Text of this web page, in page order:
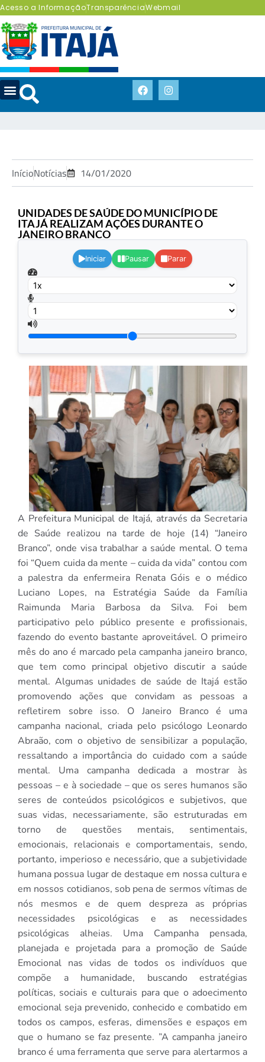
Acesso a InformaçãoTransparênciaWebmail
InícioNotícias 14/01/2020
UNIDADES DE SAÚDE DO MUNICÍPIO DE
ITAJÁ REALIZAM AÇÕES DURANTE O
JANEIRO BRANCO
Iniciar Pausar Parar
A Prefeitura Municipal de Itajá, através da Secretaria
de Saúde realizou na tarde de hoje (14) “Janeiro
Branco”, onde visa trabalhar a saúde mental. O tema
foi “Quem cuida da mente – cuida da vida” contou com
a palestra da enfermeira Renata Góis e o médico
Luciano Lopes, na Estratégia Saúde da Família
Raimunda Maria Barbosa da Silva. Foi bem
participativo pelo público presente e profissionais,
fazendo do evento bastante aproveitável. O primeiro
mês do ano é marcado pela campanha janeiro branco,
que tem como principal objetivo discutir a saúde
mental. Algumas unidades de saúde de Itajá estão
promovendo ações que convidam as pessoas a
refletirem sobre isso. O Janeiro Branco é uma
campanha nacional, criada pelo psicólogo Leonardo
Abraão, com o objetivo de sensibilizar a população,
ressaltando a importância do cuidado com a saúde
mental. Uma campanha dedicada a mostrar às
pessoas – e à sociedade – que os seres humanos são
seres de conteúdos psicológicos e subjetivos, que
suas vidas, necessariamente, são estruturadas em
torno de questões mentais, sentimentais,
emocionais, relacionais e comportamentais, sendo,
portanto, imperioso e necessário, que a subjetividade
humana possua lugar de destaque em nossa cultura e
em nossos cotidianos, sob pena de sermos vítimas de
nós mesmos e de quem despreza as próprias
necessidades psicológicas e as necessidades
psicológicas alheias. Uma Campanha pensada,
planejada e projetada para a promoção de Saúde
Emocional nas vidas de todos os indivíduos que
compõe a humanidade, buscando estratégias
políticas, sociais e culturais para que o adoecimento
emocional seja prevenido, conhecido e combatido em
todos os campos, esferas, dimensões e espaços em
que o humano se faz presente. ”A campanha janeiro
branco é uma ferramenta que serve para alertarmos a